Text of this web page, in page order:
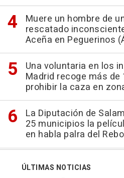
Muere un hombre de
rescatado
Aceña en Peguerinos
Una voluntaria en los
Madrid recoge más
prohibir la caza en
La Diputación de
25 municipios la
en habla palra del
ÚLTIMAS NOTICIAS